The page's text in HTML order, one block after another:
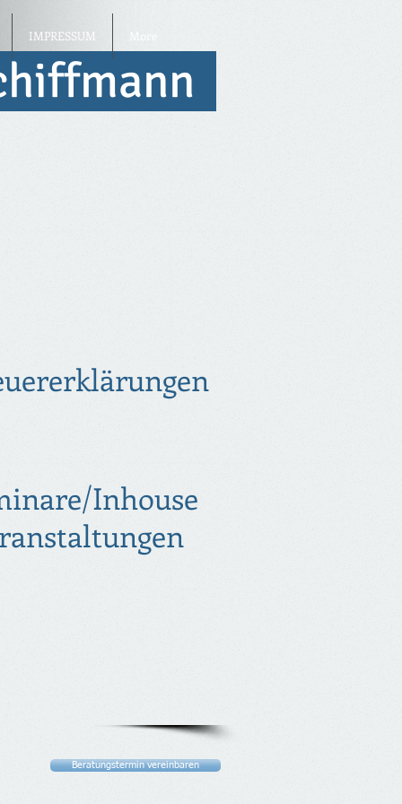
IMPRESSUM More
Inhouse
Beratungstermin vereinbaren